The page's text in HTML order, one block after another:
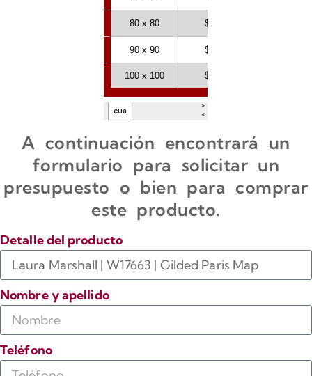
A continuación encontrará un
formulario para solicitar un
presupuesto o bien para comprar
este producto.
Detalle del producto
Nombre y apellido
Teléfono